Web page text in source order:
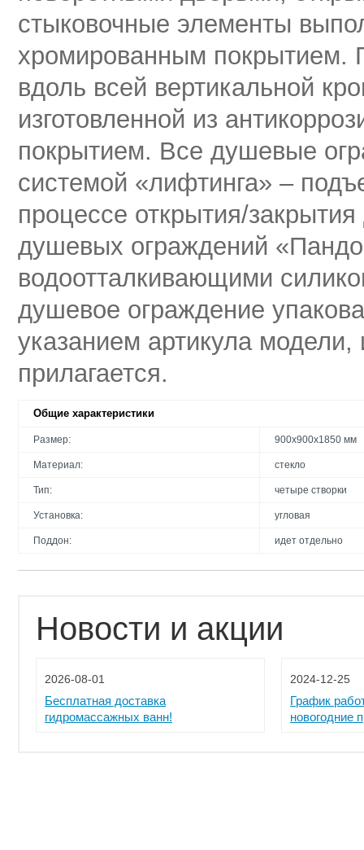
стыковочные элементы
хромированным покрытием.
вдоль всей вертикальной
изготовленной из
покрытием. Все душевые
системой «лифтинга» –
процессе открытия/
душевых ограждений
водоотталкивающими
душевое ограждение
указанием артикула модели,
прилагается.
Общие характеристики
Размер: 900х900х1850 мм
Материал: стекло
Тип: четыре створки
Установка: угловая
Поддон: идет отдельно
Новости и акции
2026-08-01
Бесплатная доставка
гидромассажных ванн!
2024-12-25
График
новогодние